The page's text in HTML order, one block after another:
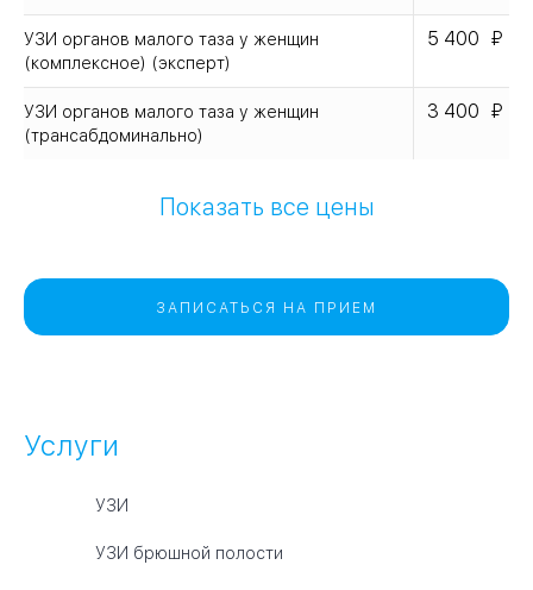
УЗИ органов малого таза у женщин
(комплексное) (эксперт)
5 400
УЗИ органов малого таза у женщин
(трансабдоминально)
3 400
Показать все цены
ЗАПИСАТЬСЯ НА ПРИЕМ
Услуги
УЗИ
УЗИ брюшной полости